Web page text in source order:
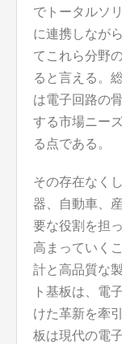
でトータルソ
に連携しなが
てこれら分野
ると言える。
は電子回路の
する市場ニー
る点である。
その存在なく
器、自動車、
要な役割を担
高まっていく
計と高品質な
ト基板は、電
けた革新を牽
板は現代の電